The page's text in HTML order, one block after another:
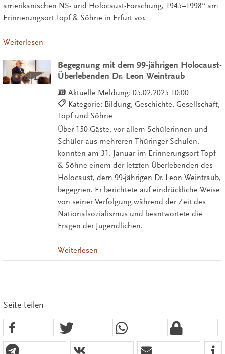
amerikanischen NS- und Holocaust-Forschung, 1945–1998“ am
Erinnerungsort Topf & Söhne in Erfurt vor.
Weiterlesen
Begegnung mit dem 99-jährigen Holocaust-
Überlebenden Dr. Leon Weintraub
Aktuelle Meldung: 05.02.2025 10:00
Kategorie: Bildung, Geschichte, Gesellschaft,
Topf und Söhne
Über 150 Gäste, vor allem Schülerinnen und
Schüler aus mehreren Thüringer Schulen,
konnten am 31. Januar im Erinnerungsort Topf
& Söhne einem der letzten Überlebenden des
Holocaust, dem 99-jährigen Dr. Leon Weintraub,
begegnen. Er berichtete auf eindrückliche Weise
von seiner Verfolgung während der Zeit des
Nationalsozialismus und beantwortete die
Fragen der Jugendlichen.
Weiterlesen
Seite teilen